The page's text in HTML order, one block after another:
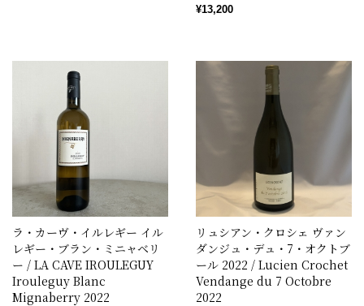
¥13,200
ラ・カーヴ・イルレギー イル
レギー・ブラン・ミニャベリ
ー / LA CAVE IROULEGUY
Irouleguy Blanc
Mignaberry 2022
リュシアン・クロシェ ヴァン
ダンジュ・デュ・7・オクトブ
ール 2022 / Lucien Crochet
Vendange du 7 Octobre
2022